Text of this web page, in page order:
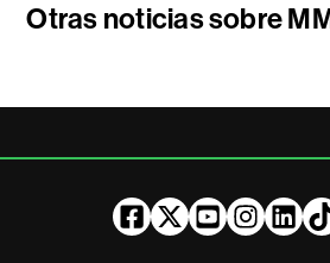
Otras noticias sobre